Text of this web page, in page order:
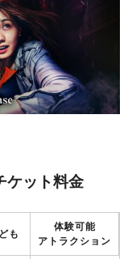
ケット料金
も
体験可能
アトラクション